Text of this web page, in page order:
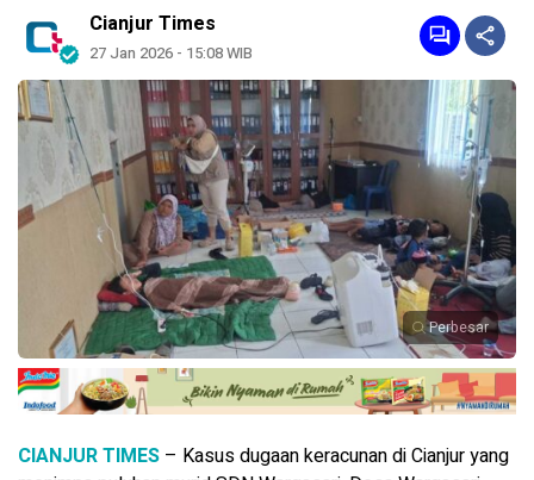
Cianjur Times
27 Jan 2026 - 15:08 WIB
Perbesar
CIANJUR TIMES – Kasus dugaan keracunan di Cianjur yang